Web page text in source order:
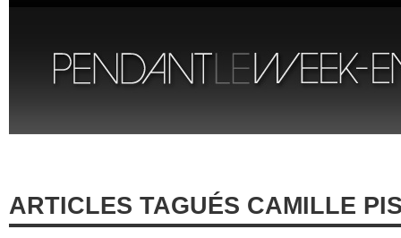
ARTICLES TAGUÉS CAMILLE